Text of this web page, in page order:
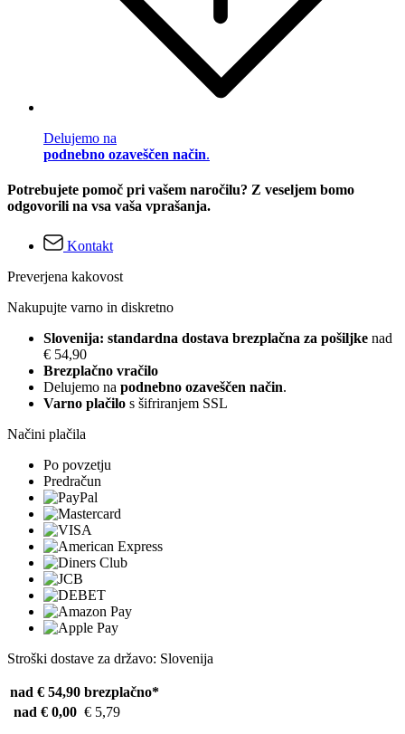
Delujemo na
podnebno ozaveščen način.
Potrebujete pomoč pri vašem naročilu? Z veseljem bomo
odgovorili na vsa vaša vprašanja.
Kontakt
Preverjena kakovost
Nakupujte varno in diskretno
Slovenija: standardna dostava brezplačna za pošiljke nad
€ 54,90
Brezplačno vračilo
Delujemo na podnebno ozaveščen način.
Varno plačilo s šifriranjem SSL
Načini plačila
Po povzetju
Predračun
Stroški dostave za državo: Slovenija
nad € 54,90 brezplačno*
nad € 0,00 € 5,79